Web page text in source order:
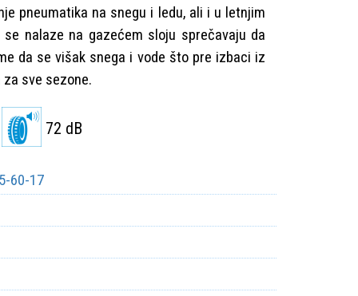
pneumatika na snegu i ledu, ali i u letnjim
nalaze na gazećem sloju sprečavaju da
da se višak snega i vode što pre izbaci iz
sve sezone.
72 dB
60-17